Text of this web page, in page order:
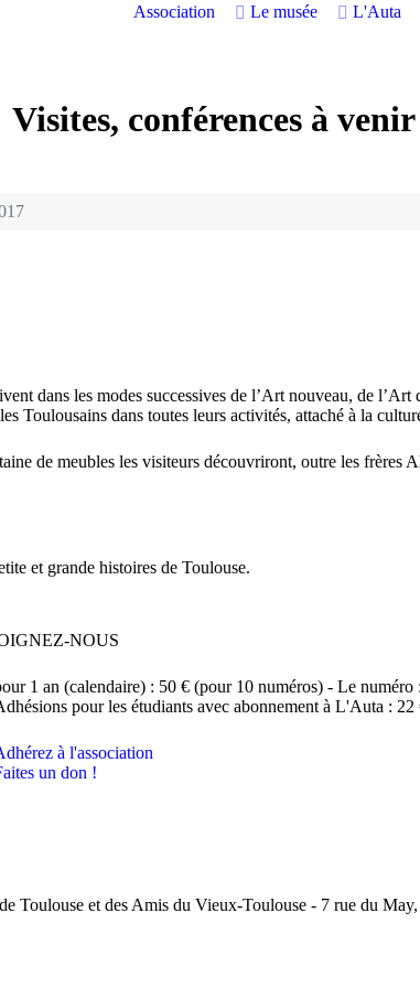
Association Le musée L'Auta
Visites, conférences à venir
dans les modes successives de l’Art nouveau, de
Toulousains dans toutes leurs activités, attaché à la
de meubles les visiteurs découvriront, outre les frères
et grande histoires de Toulouse.
NOUS
1 an (calendaire) : 50 € (pour 10 numéros) - Le numéro
pour les étudiants avec abonnement à L'Auta : 22
à l'association
un don !
Toulouse et des Amis du Vieux-Toulouse - 7 rue du